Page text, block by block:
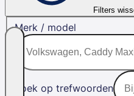
Filters
Merk / model
Zoek op trefwoorden